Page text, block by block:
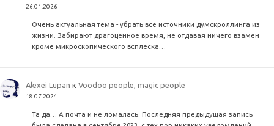
26.01.2026
Очень актуальная тема - убрать все источники думскроллинга из
жизни. Забирают драгоценное время, не отдавая ничего взамен
кроме микроскопического всплеска…
Alexei Lupan кVoodoo people, magic people
18.07.2024
Та да… А почта и не ломалась. Последняя предыдущая запись